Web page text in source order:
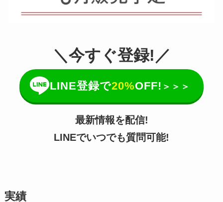
＼今すぐ登録!／
LINE登録で20%OFF! ＞＞＞
最新情報を配信!
LINEでいつでも質問可能!
実績